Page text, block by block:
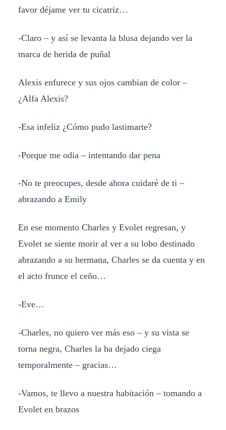
favor déjame ver tu cicatriz…
-Claro – y así se levanta la blusa dejando ver la
marca de herida de puñal
Alexis enfurece y sus ojos cambian de color –
¿Alfa Alexis?
-Esa infeliz ¿Cómo pudo lastimarte?
-Porque me odia – intentando dar pena
-No te preocupes, desde ahora cuidaré de ti –
abrazando a Emily
En ese momento Charles y Evolet regresan, y
Evolet se siente morir al ver a su lobo destinado
abrazando a su hermana, Charles se da cuenta y en
el acto frunce el ceño…
-Eve…
-Charles, no quiero ver más eso – y su vista se
torna negra, Charles la ha dejado ciega
temporalmente – gracias…
-Vamos, te llevo a nuestra habitación – tomando a
Evolet en brazos